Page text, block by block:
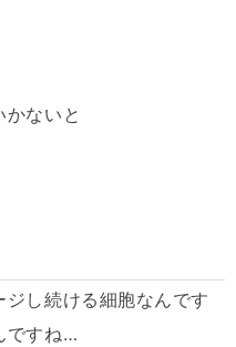
かないと
し続ける細胞なんです
ですね…